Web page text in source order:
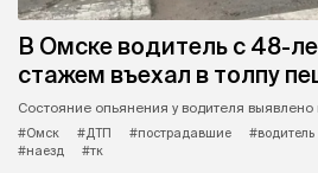
В Омске водитель с 48-
стажем въехал в толпу
Состояние опьянения у водителя выявлено
#Омск
#ДТП #пострадавшие #водитель
#наезд
#тк